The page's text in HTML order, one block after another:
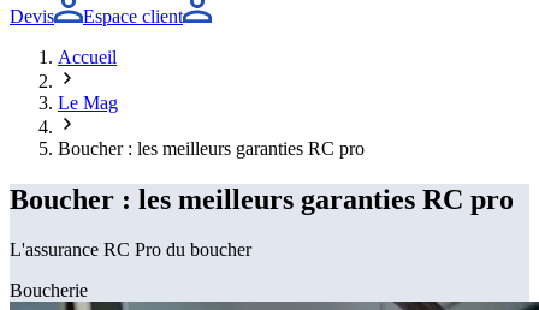
Devis
Espace client
Accueil
Le Mag
Boucher : les meilleurs garanties RC pro
Boucher : les meilleurs garanties RC pro
L'assurance RC Pro du boucher
Boucherie